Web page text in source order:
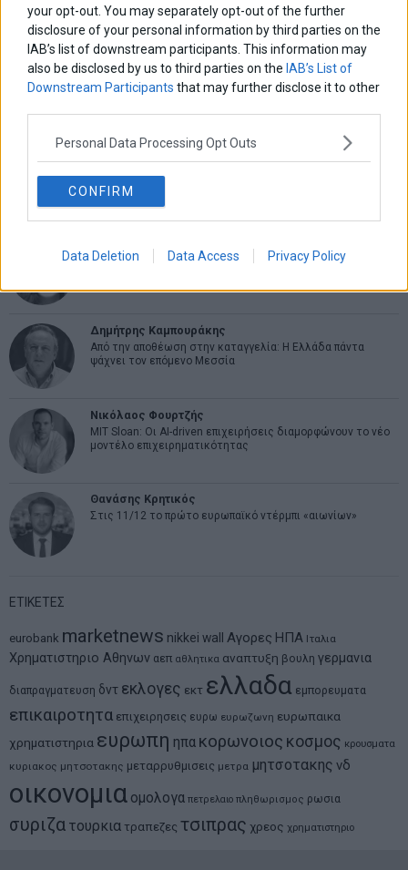
your opt-out. You may separately opt-out of the further
disclosure of your personal information by third parties on the
IAB’s list of downstream participants. This information may
also be disclosed by us to third parties on the IAB’s List of
Downstream Participants that may further disclose it to other
Personal Data Processing Opt Outs
CONFIRM
Data Deletion Data Access Privacy Policy
ΑΡΘΡΟΓΡΑΦΟΙ
Ελευθερία Κούρταλη
Οι «τιμωροί» των ομολόγων επέστρεψαν
Εύη Φραγκάκη
Η αληθινή παιδεία ξεκινά από την ψυχή…
Σταματίνα Σταματάκου
Η βία κατά των ζώων δεν αντέχει βολικές ερμηνείες
Δημήτρης Καμπουράκης
Από την αποθέωση στην καταγγελία: Η Ελλάδα πάντα
ψάχνει τον επόμενο Μεσσία
Νικόλαος Φουρτζής
MIT Sloan: Οι AI-driven επιχειρήσεις διαμορφώνουν το νέο
μοντέλο επιχειρηματικότητας
Θανάσης Κρητικός
Στις 11/12 το πρώτο ευρωπαϊκό ντέρμπι «αιωνίων»
ΕΤΙΚΕΤΕΣ
eurobank marketnews nikkei wall Αγορες ΗΠΑ Ιταλια
Χρηματιστηριο Αθηνων αεπ αθλητικα αναπτυξη βουλη γερμανια
διαπραγματευση δντ εκλογες εκτ ελλαδα εμπορευματα
επικαιροτητα επιχειρησεις ευρω ευρωζωνη ευρωπαικα
χρηματιστηρια ευρωπη ηπα κορωνοιος κοσμος κρουσματα
κυριακος μητσοτακης μεταρρυθμισεις μετρα μητσοτακης νδ
οικονομια ομολογα πετρελαιο πληθωρισμος ρωσια
συριζα τουρκια τραπεζες τσιπρας χρεος χρηματιστηριο